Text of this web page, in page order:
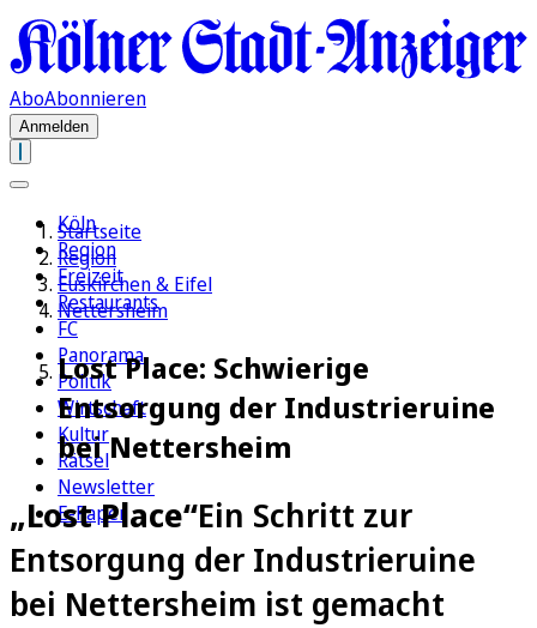
AboAbonnieren
Anmelden
Köln
Region
Freizeit
Restaurants
FC
Panorama
Politik
Wirtschaft
Kultur
Rätsel
Newsletter
E-Paper
Startseite
Region
Euskirchen & Eifel
Nettersheim
Lost Place: Schwierige
Entsorgung der Industrieruine
bei Nettersheim
„Lost Place“Ein Schritt zur
Entsorgung der Industrieruine
bei Nettersheim ist gemacht